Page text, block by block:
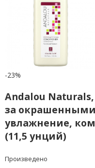
-23%
Andalou
за
увлажнение,
(11,5 унций)
Произведено